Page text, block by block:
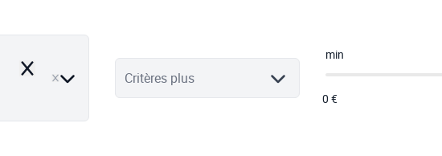
Remove Critères plus
min